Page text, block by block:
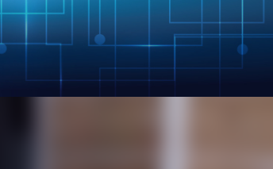
Skip to main content